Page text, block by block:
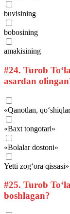
buvisining
bobosining
amakisining
#24. Turob
asardan
«Qanotlan,
«Baxt tongotari»
«Bolalar dostoni»
Yetti zog‘ora qissasi»
#25. Turob
boshlagan?